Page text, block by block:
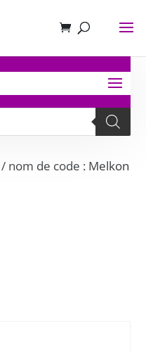
/ nom de code : Melkon